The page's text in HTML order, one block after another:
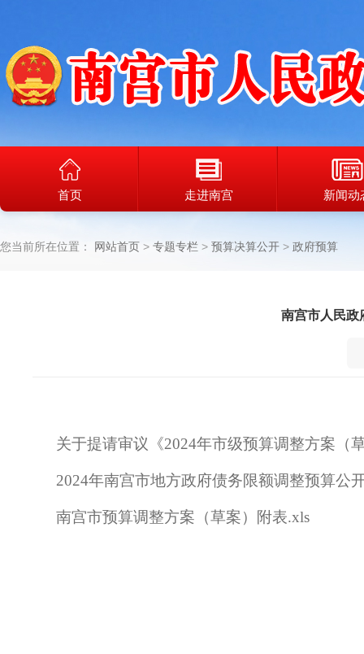
首页 走进南宫 新闻动
您当前所在位置： 网站首页 专题专栏 预算决算公开 政府预算
南宫市人民政
关于提请审议《2024年市级预算调整方案（
2024年南宫市地方政府债务限额调整预算公
南宫市预算调整方案（草案）附表.xls